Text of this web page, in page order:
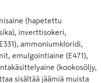
(hapetettu
inverttisokeri,
ammoniumkloridi,
emulgointiaine (E471),
(kookosöljy,
sisältää jäämiä muista